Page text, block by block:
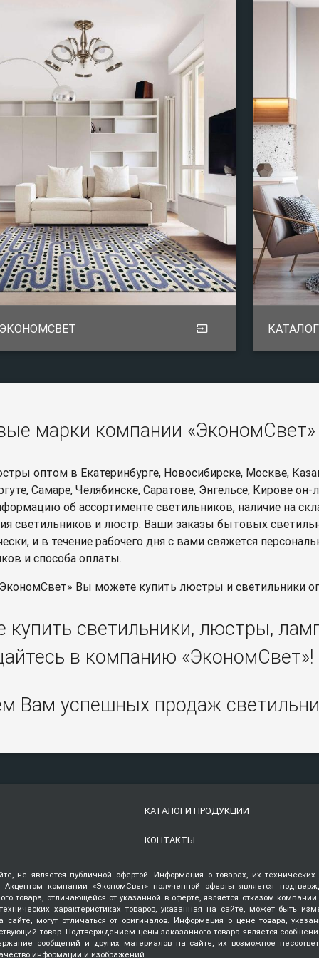
input КАТАЛОГ
марки компании «ЭкономСвет»
оптом в Екатеринбурге, Новосибирске, Москве,
Самаре, Челябинске, Саратове, Энгельсе, Кирове
об ассортименте светильников, наличие на
светильников и люстр. Ваши заказы бытовых
и в течение рабочего дня с вами свяжется
и способа оплаты.
Вы можете купить люстры и светильники
купить светильники, люстры,
в компанию «ЭкономСвет»!
Вам успешных продаж
КАТАЛОГИ ПРОДУКЦИИ
КОНТАКТЫ
не является публичной офертой. Информация о товарах, их
Акцептом компании «ЭкономСвет» полученной оферты является
товара, отличающейся от указанной в оферте, является отказом
характеристиках товаров, указанная на сайте, может быть
сайте, могут отличаться от оригиналов. Информация о цене товара,
товар. Подтверждением цены заказанного товара является
сообщений и других материалов на сайте, их возможное
информации и изображений.